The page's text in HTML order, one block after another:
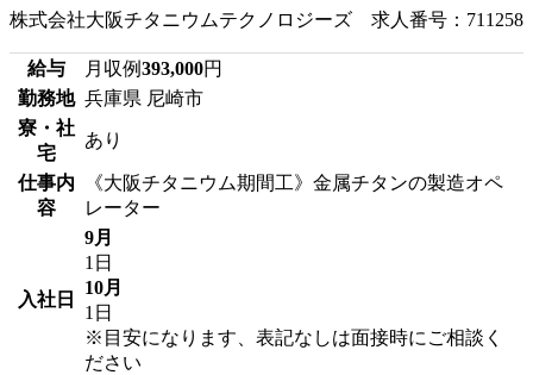
株式会社大阪チタニウムテクノロジーズ 求人番号：711258
給与 月収例393,000円
勤務地 兵庫県 尼崎市
寮・社
宅
あり
仕事内
容
《大阪チタニウム期間工》金属チタンの製造オペ
レーター
入社日
9月
1日
10月
1日
※目安になります、表記なしは面接時にご相談く
ださい